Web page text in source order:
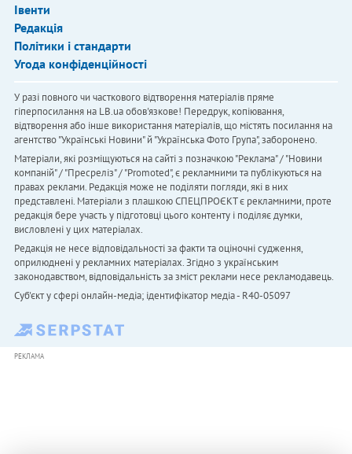
Івенти
Редакція
Політики і стандарти
Угода конфіденційності
У разі повного чи часткового відтворення матеріалів пряме
гіперпосилання на LB.ua обов'язкове! Передрук, копіювання,
відтворення або інше використання матеріалів, що містять посилання на
агентство "Українськi Новини" й "Українська Фото Група", заборонено.
Матеріали, які розміщуються на сайті з позначкою "Реклама" / "Новини
компаній" / "Пресреліз" / "Promoted", є рекламними та публікуються на
правах реклами. Редакція може не поділяти погляди, які в них
представлені. Матеріали з плашкою СПЕЦПРОЄКТ є рекламними, проте
редакція бере участь у підготовці цього контенту і поділяє думки,
висловлені у цих матеріалах.
Редакція не несе відповідальності за факти та оціночні судження,
оприлюднені у рекламних матеріалах. Згідно з українським
законодавством, відповідальність за зміст реклами несе рекламодавець.
Cуб'єкт у сфері онлайн-медіа; ідентифікатор медіа - R40-05097
РЕКЛАМА